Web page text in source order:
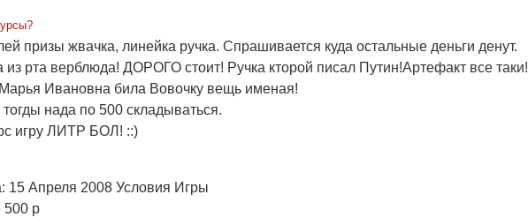
призы жвачка, линейка ручка. Спрашивается куда остальные деньги денут.
рта верблюда! ДОРОГО стоит! Ручка кторой писал Путин!Артефакт все таки!
Ивановна била Вовочку вещь именая!
нада по 500 складываться.
игру ЛИТР БОЛ! ::)
15 Апреля 2008 Условия Игры
500 р